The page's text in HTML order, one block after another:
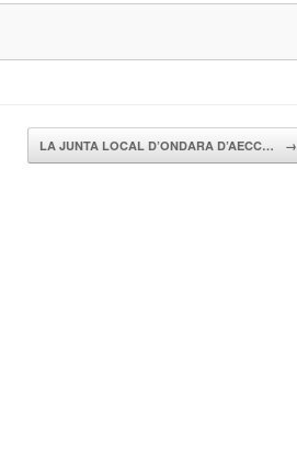
LA JUNTA LOCAL D’ONDARA D’AECC… →